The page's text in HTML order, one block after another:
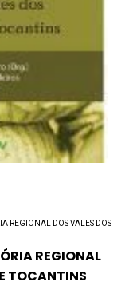
REGIONAL DOS VALES DOS
REGIONAL
TOCANTINS